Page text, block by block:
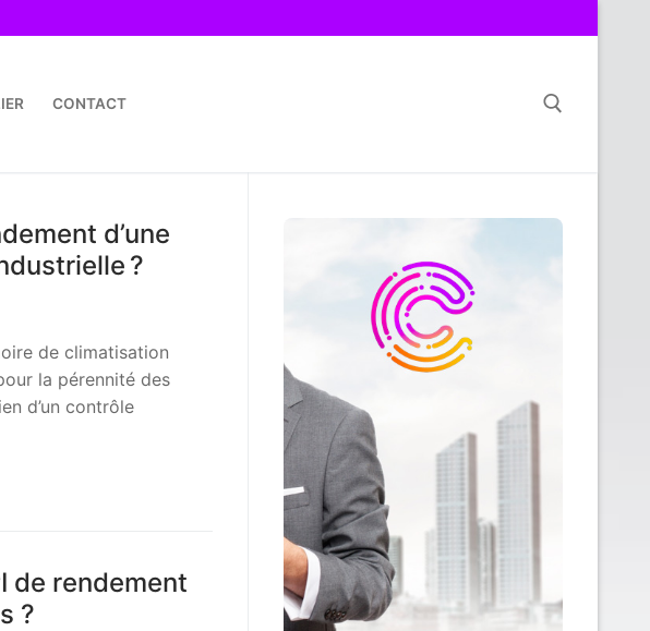
CONTACT
d’une
?
de climatisation
la pérennité des
d’un contrôle
de rendement
?